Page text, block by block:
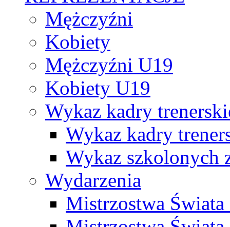
Mężczyźni
Kobiety
Mężczyźni U19
Kobiety U19
Wykaz kadry
Wykaz kadry
Wykaz szkolonych
Wydarzenia
Mistrzostwa